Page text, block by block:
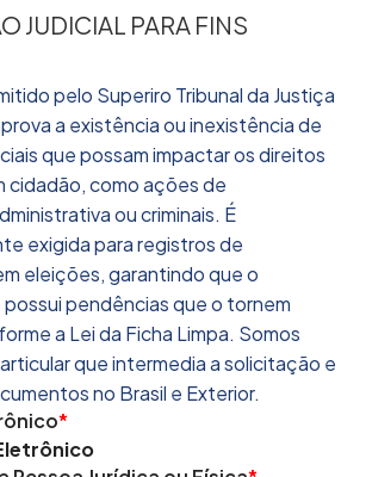
JUDICIAL PARA FINS
pelo Superiro Tribunal da Justiça
a existência ou inexistência de
que possam impactar os direitos
cidadão, como ações de
ou criminais. É
exigida para registros de
eleições, garantindo que o
pendências que o tornem
a Lei da Ficha Limpa. Somos
que intermedia a solicitação e
no Brasil e Exterior.
*